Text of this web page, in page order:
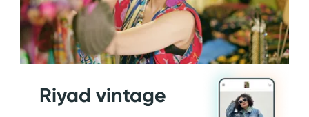
Riyad vintage